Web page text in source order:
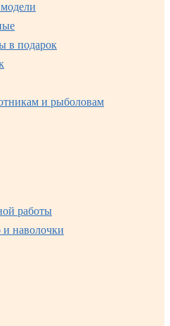
в подарок
и рыболовам
работы
наволочки